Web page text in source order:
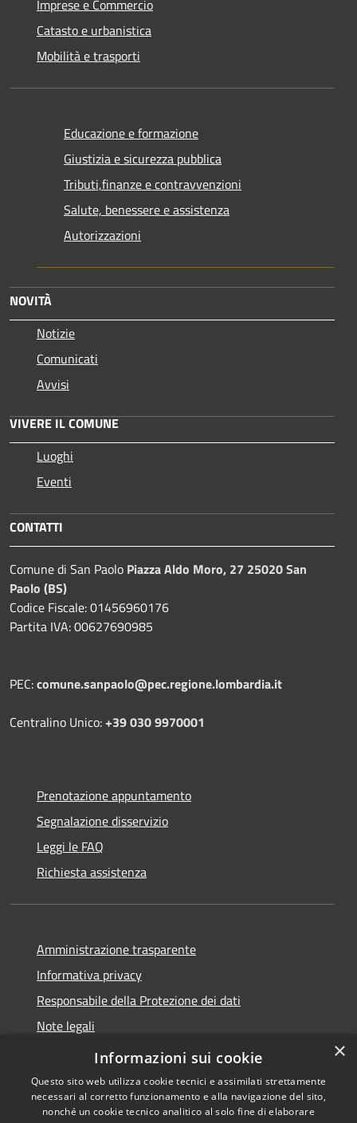
Imprese e Commercio
Catasto e urbanistica
Mobilità e trasporti
Educazione e formazione
Giustizia e sicurezza pubblica
Tributi,finanze e contravvenzioni
Salute, benessere e assistenza
Autorizzazioni
NOVITÀ
Notizie
Comunicati
Avvisi
VIVERE IL COMUNE
Luoghi
Eventi
CONTATTI
Comune di San Paolo Piazza Aldo Moro, 27 25020 San
Paolo (BS)
Codice Fiscale: 01456960176
Partita IVA: 00627690985
PEC:comune.sanpaolo@pec.regione.lombardia.it
Centralino Unico:+39 030 9970001
Prenotazione appuntamento
Segnalazione disservizio
Leggi le FAQ
Richiesta assistenza
Amministrazione trasparente
Informativa privacy
Responsabile della Protezione dei dati
Note legali
Dichiarazione di accessibilità
×
Informazioni sui cookie
Questo sito web utilizza cookie tecnici e assimilati strettamente
necessari al corretto funzionamento e alla navigazione del sito,
nonché un cookie tecnico analitico al solo fine di elaborare